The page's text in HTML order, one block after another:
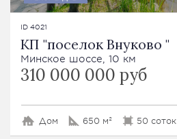
ID 4021
КП "поселок Внуково "
Минское шоссе, 10 км
310 000 000 руб
Дом 650 м² 50 соток